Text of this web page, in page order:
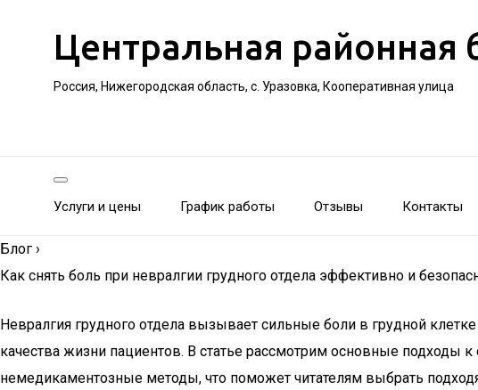
Центральная районная
Россия, Нижегородская область, с. Уразовка, Кооперативная улица
Услуги и цены График работы Отзывы Контакты
Блог ›
Как снять боль при невралгии грудного отдела эффективно и
Невралгия грудного отдела вызывает сильные боли в грудной
качества жизни пациентов. В статье рассмотрим основные подходы
немедикаментозные методы, что поможет читателям выбрать